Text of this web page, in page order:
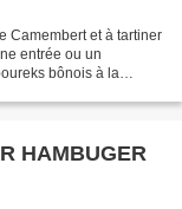
Camembert et à tartiner
entrée ou un
bônois à la
HAMBUGER